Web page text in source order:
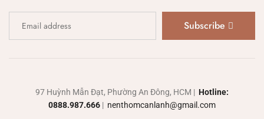
Subscribe
97 Huỳnh Mẫn Đạt, Phường An Đông, HCM | Hotline:
0888.987.666 | nenthomcanlanh@gmail.com